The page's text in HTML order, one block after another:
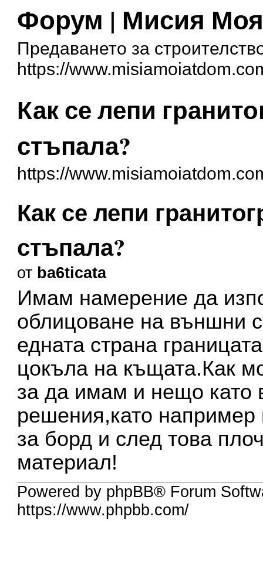
Форум | Мисия
Предаването за
https://
Как се лепи
стъпала?
https://
Как се лепи
стъпала?
от ba6ticata
Имам намерение да
облицоване на външни
едната страна
цокъла на къщата.Как
за да имам и нещо като
решения,като например
за борд и след това
материал!
Powered by phpBB® Forum
https://www.phpbb.com/